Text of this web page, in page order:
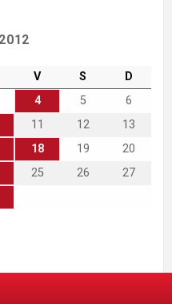
V S
D
4 5
6
11 12
13
18 19
20
25 26
27